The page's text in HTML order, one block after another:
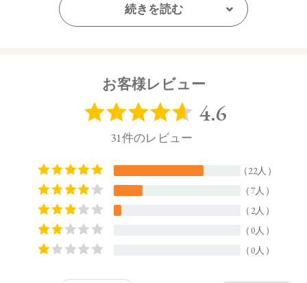
【内容量】
66.0×32.5×66.0（高さ×奥行×幅）
ン、シルク、アロエベラ葉エキス、ヤシ油、オプンチアフィ
ス、ラベンダー花エキス、ゼニアオイ花エキス、アカツメク
サ花エキス、ハマナス花エキス、ウメ果実エキス、シャクヤ
ク根エキス、ユズ果実エキス、トコフェロール、アセチルテ
トラペプチド－3、酸化スズ、 ヒドロキシアパタイト、レブリ
ン酸、エチルヘキシルグリセリン、カプリル酸グリセリル、
デキストラン、 水、エタノール、BG、酸化鉄
続きを読む
お客様レビュー